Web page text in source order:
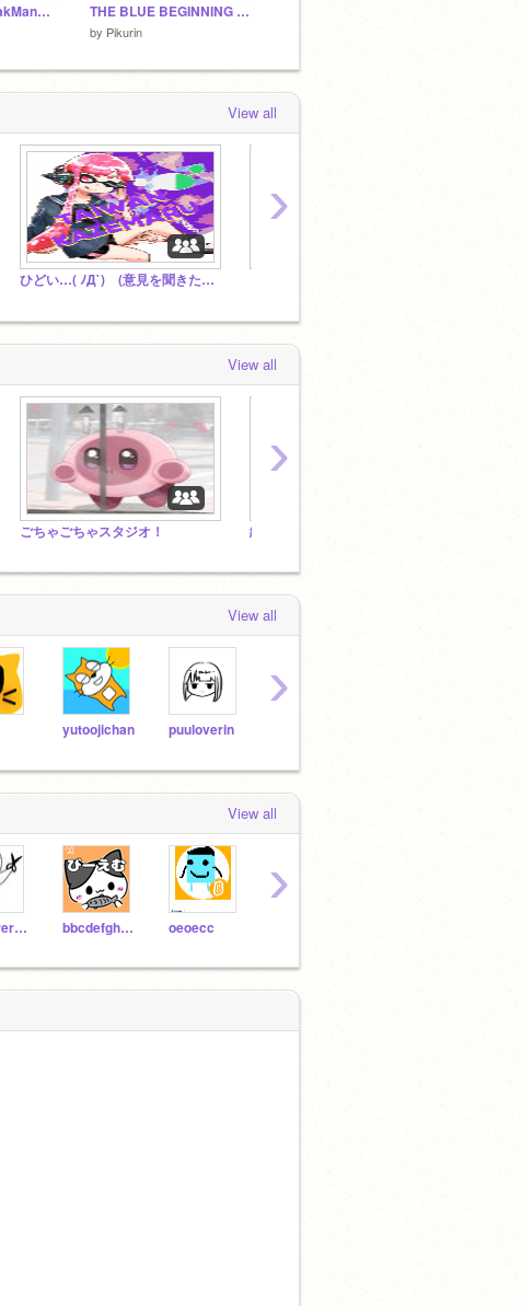
アニメ「The WeakMan」第23話「復讐＜リベンジ＞」 THE BLUE BEGINNING #19 THE BLUE BEGINNING 一気見
by Pikurin
View all
ひどい…( ﾉД`) (意見を聞きたいので拡散希望)
›
View all
ごちゃごちゃスタジオ！
›
View all
yutoojichan puuloverin
›
View all
mumurererere bbcdefghijklmm oeoecc
›